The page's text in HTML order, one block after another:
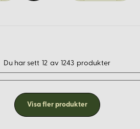
Du har sett 12 av 1243 produkter
Visa fler produkter